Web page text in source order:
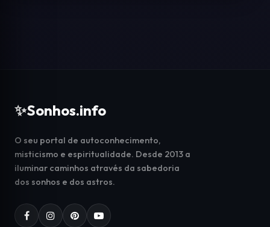
✨Sonhos.info
O seu portal de autoconhecimento,
misticismo e espiritualidade. Desde 2013 a
iluminar caminhos através da sabedoria
dos sonhos e dos astros.